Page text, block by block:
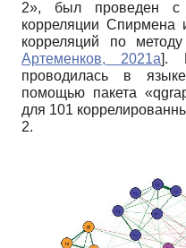
2», был проведен с
корреляции Спирмена
корреляций по методу
Артеменков, 2021а].
проводилась в
помощью пакета «
для 101
2.